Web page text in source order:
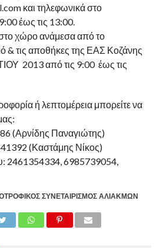
και τηλεφωνικά στο
έως τις 13:00.
χώρο ανάμεσα από το
& τις αποθήκες της ΕΑΣ Κοζάνης
2013 από τις 9:00 έως τις
ή λεπτομέρεια μπορείτε να
(Αρνίδης Παναγιώτης)
(Καστάμης Νίκος)
2461354334, 6985739054,
ΣΥΝΕΤΑΙΡΙΣΜΌΣ ΑΛΙΑΚΜΩΝ